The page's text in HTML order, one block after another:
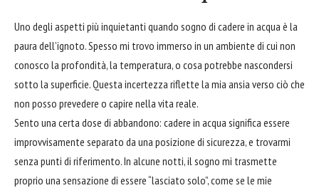
Uno degli aspetti più inquietanti quando sogno di cadere in acqua è la
paura dell’ignoto. Spesso mi trovo immerso in un ambiente di cui non
conosco la profondità, la temperatura, o cosa potrebbe nascondersi
sotto la superficie. Questa incertezza riflette la mia ansia verso ciò che
non posso prevedere o capire nella vita reale.
Sento una certa dose di abbandono: cadere in acqua significa essere
improvvisamente separato da una posizione di sicurezza, e trovarmi
senza punti di riferimento. In alcune notti, il sogno mi trasmette
proprio una sensazione di essere “lasciato solo”, come se le mie